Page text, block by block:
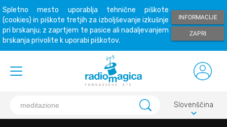
Spletno mesto uporablja tehnične piškote
(cookies) in piškote tretjih za izboljševanje izkušnje
pri brskanju; z zaprtjem te pasice ali nadaljevanjem
brskanja privolite k uporabi piškotov.
INFORMACIJE
ZAPRI
Slovenščina
keyboard_arrow_down